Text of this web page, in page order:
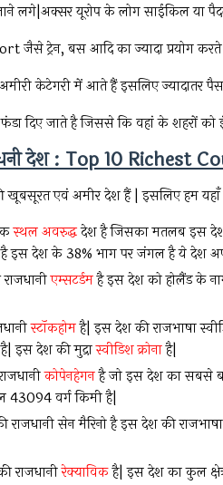
लगे|अक्सर यूरोप के लोग साईकिल या
जैसे ट्रेन, बस आदि का ज्यादा प्रयोग
केटेगरी में आते हैं इसलिए ज्यादातर
फंडा दिए जाते है जिससे कि वहां के शहरों
देश : Top 10 Richest
खूबसूरत एवं अमीर देश हैं | इसलिए हम
स्थल अवरुद्धदेश है जिसका मतलब इस देश
है इस देश के 38% भाग पर जंगल है ये देश
एम्सटर्डमहै इस देश को होलैंड के
स्टॉकहोमहै| इस देश की राजभाषा
इस देश की मुद्रास्वीडिश क्रोनाहै|
कोपेनहेगनहै जो इस देश का सबसे
वर्ग किमी है|
राजधानी सेन मैरिनो है इस देश की
राजधानीरेक्याविकहै| इस देश का कुल